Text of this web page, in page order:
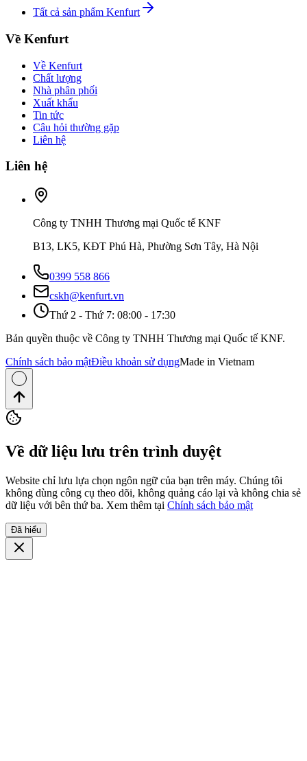
Tất cả sản phẩm Kenfurt
Về Kenfurt
Về Kenfurt
Chất lượng
Nhà phân phối
Xuất khẩu
Tin tức
Câu hỏi thường gặp
Liên hệ
Liên hệ
Công ty TNHH Thương mại Quốc tế KNF
B13, LK5, KĐT Phú Hà, Phường Sơn Tây, Hà Nội
0399 558 866
cskh@kenfurt.vn
Thứ 2 - Thứ 7: 08:00 - 17:30
Bản quyền thuộc về Công ty TNHH Thương mại Quốc tế KNF.
Chính sách bảo mậtĐiều khoản sử dụngMade in Vietnam
Về dữ liệu lưu trên trình duyệt
Website chỉ lưu lựa chọn ngôn ngữ của bạn trên máy. Chúng tôi
không dùng công cụ theo dõi, không quảng cáo lại và không chia sẻ
dữ liệu với bên thứ ba. Xem thêm tại Chính sách bảo mật
Đã hiểu